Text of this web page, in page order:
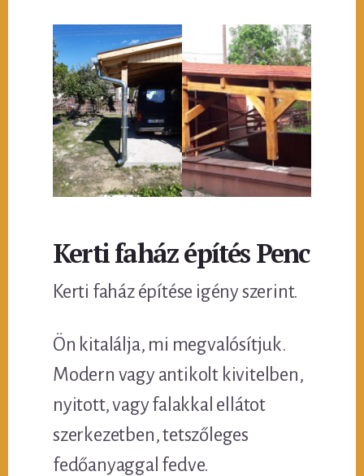
Kerti faház építés Penc
Kerti faház építése igény szerint.
Ön kitalálja, mi megvalósítjuk.
Modern vagy antikolt kivitelben,
nyitott, vagy falakkal ellátot
szerkezetben, tetszőleges
fedőanyaggal fedve.